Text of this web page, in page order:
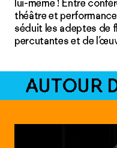
lui-même ! Entre
théâtre et
séduit les adeptes de
percutantes et de
AUTOUR